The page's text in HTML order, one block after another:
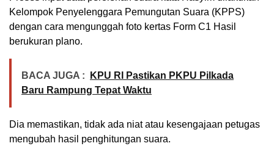
Kelompok Penyelenggara Pemungutan Suara (KPPS)
dengan cara mengunggah foto kertas Form C1 Hasil
berukuran plano.
BACA JUGA :
KPU RI Pastikan PKPU Pilkada
Baru Rampung Tepat Waktu
Dia memastikan, tidak ada niat atau kesengajaan petugas
mengubah hasil penghitungan suara.